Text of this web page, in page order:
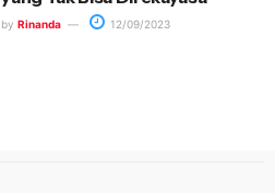
by Rinanda 12/09/2023